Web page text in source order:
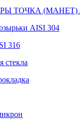
ТОЧКА (МАНЕТ)
AISI 304
316
стекла